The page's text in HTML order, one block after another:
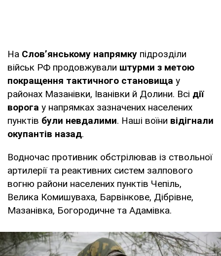
На Слов’янському напрямку підрозділи
військ РФ продовжували штурми з метою
покращення тактичного становища у
районах Мазанівки, Іванівки й Долини. Всі дії
ворога у напрямках зазначених населених
пунктів були невдалими. Наші воїни відігнали
окупантів назад.
Водночас противник обстрілював із ствольної
артилерії та реактивних систем залпового
вогню райони населених пунктів Чепіль,
Велика Комишуваха, Барвінкове, Дібрівне,
Мазанівка, Богородичне та Адамівка.